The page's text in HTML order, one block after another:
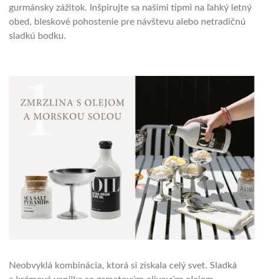
gurmánsky zážitok. Inšpirujte sa našimi tipmi na ľahký letný
obed, bleskové pohostenie pre návštevu alebo netradičnú
sladkú bodku.
Neobvyklá kombinácia, ktorá si získala celý svet. Sladká